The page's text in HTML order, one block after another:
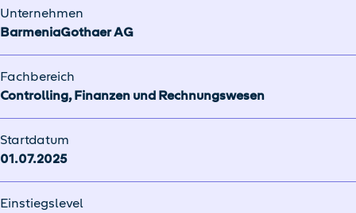
Unternehmen
BarmeniaGothaer AG
Fachbereich
Controlling, Finanzen und Rechnungswesen
Startdatum
01.07.2025
Einstiegslevel